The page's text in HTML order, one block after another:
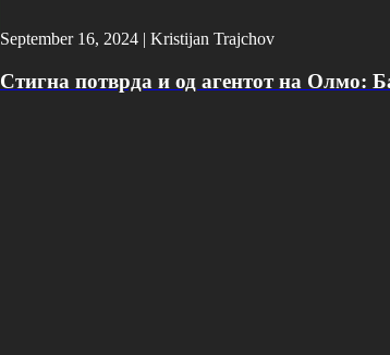
September 16, 2024 | Kristijan Trajchov
Стигна потврда и од агентот на Олмо: